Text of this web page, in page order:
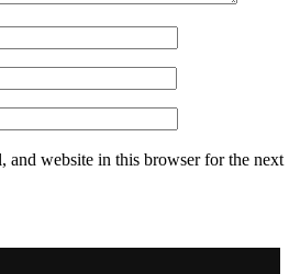
and website in this browser for the next